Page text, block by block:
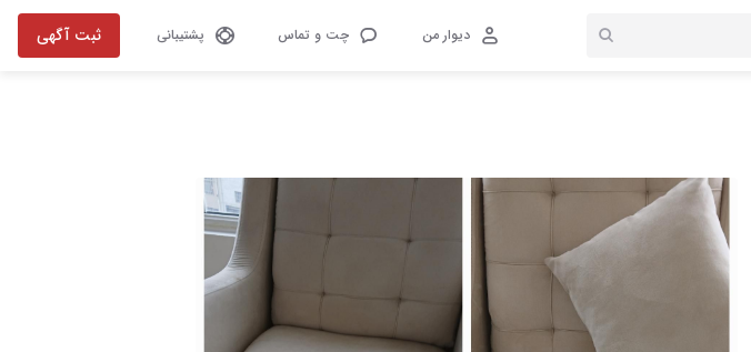
دیوار من چت و تماس پشتیبانی ثبت آگهی